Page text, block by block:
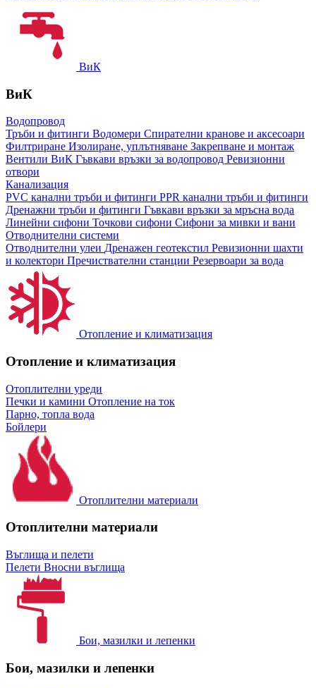
ВиК
ВиК
Водопровод
Тръби и фитинги Водомери Спирателни кранове и аксесоари
Филтриране Изолиране, уплътняване Закрепване и монтаж
Вентили ВиК Гъвкави връзки за водопровод Ревизионни
отвори
Канализация
PVC канални тръби и фитинги PPR канални тръби и фитинги
Дренажни тръби и фитинги Гъвкави връзки за мръсна вода
Линейни сифони Точкови сифони Сифони за мивки и вани
Отводнителни системи
Отводнителни улеи Дренажен геотекстил Ревизионни шахти
и колектори Пречиствателни станции Резервоари за вода
Отопление и климатизация
Отопление и климатизация
Отоплителни уреди
Печки и камини Отопление на ток
Парно, топла вода
Бойлери
Отоплителни материали
Отоплителни материали
Въглища и пелети
Пелети Вносни въглища
Бои, мазилки и лепенки
Бои, мазилки и лепенки